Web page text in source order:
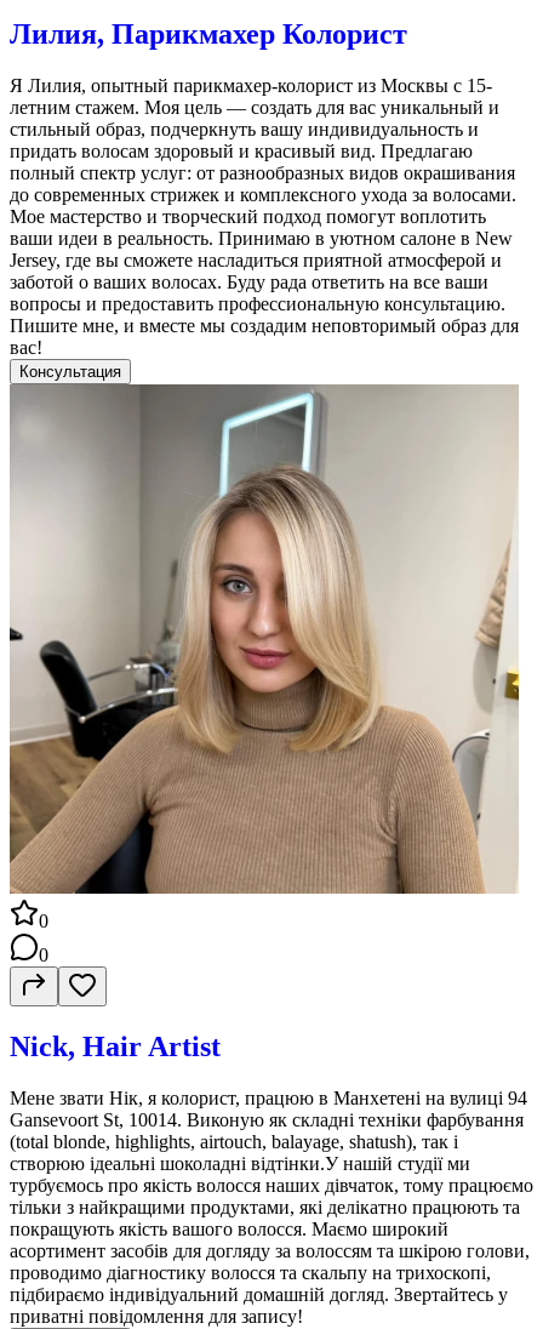
Лилия, Парикмахер Колорист
Я Лилия, опытный парикмахер-колорист из Москвы с 15-
летним стажем. Моя цель — создать для вас уникальный и
стильный образ, подчеркнуть вашу индивидуальность и
придать волосам здоровый и красивый вид. Предлагаю
полный спектр услуг: от разнообразных видов окрашивания
до современных стрижек и комплексного ухода за волосами.
Мое мастерство и творческий подход помогут воплотить
ваши идеи в реальность. Принимаю в уютном салоне в New
Jersey, где вы сможете насладиться приятной атмосферой и
заботой о ваших волосах. Буду рада ответить на все ваши
вопросы и предоставить профессиональную консультацию.
Пишите мне, и вместе мы создадим неповторимый образ для
вас!
Консультация
0
0
Nick, Hair Artist
Мене звати Нік, я колорист, працюю в Манхетені на вулиці 94
Gansevoort St, 10014. Виконую як складні техніки фарбування
(total blonde, highlights, airtouch, balayage, shatush), так і
створюю ідеальні шоколадні відтінки.У нашій студії ми
турбуємось про якість волосся наших дівчаток, тому працюємо
тільки з найкращими продуктами, які делікатно працюють та
покращують якість вашого волосся. Маємо широкий
асортимент засобів для догляду за волоссям та шкірою голови,
проводимо діагностику волосся та скальпу на трихоскопі,
підбираємо індивідуальний домашній догляд. Звертайтесь у
приватні повідомлення для запису!